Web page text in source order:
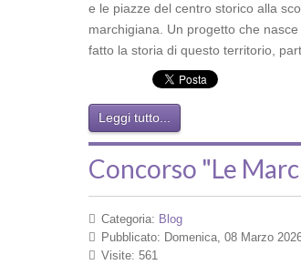
e le piazze del centro storico alla
marchigiana. Un progetto che
fatto la storia di questo territorio,
Leggi tutto...
Concorso "Le
Categoria: Blog
Pubblicato: Domenica, 08 Marzo
Visite: 561